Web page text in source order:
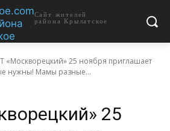
Сайт жителей
района Крылатское
«Москворецкий» 25 ноября приглашает
нужны! Мамы разные...
25